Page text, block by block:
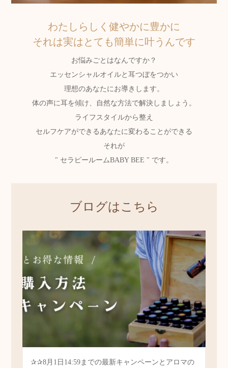
わたしらしく健やかに豊かに
それは実はとても簡単に叶うんです
お悩みごとはなんですか？
エッセンシャルオイルと耳つぼをつかい
理想のあなたにお導きします。
体の声に耳を傾け、自然な方法で解決しましょう。
それが
ブログはこちら